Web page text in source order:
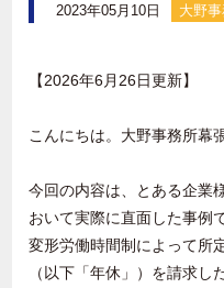
2023年05月10日 大野
【2026年6月26日更新】
こんにちは。大野事務所幕
今回の内容は、とある企業
おいて実際に直面した事例
変形労働時間制によって所
（以下「年休」）を請求し